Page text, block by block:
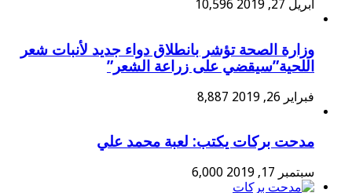
أبريل 27, 2019 10,596
وزارة الصحة تؤشر بانطلاق دواء جديد لأنبات شعر
اللحية”سيقضي على زراعة الشعر”
فبراير 26, 2019 8,887
مدحت بركات يكتب: لعبة محمد علي
سبتمبر 17, 2019 6,000